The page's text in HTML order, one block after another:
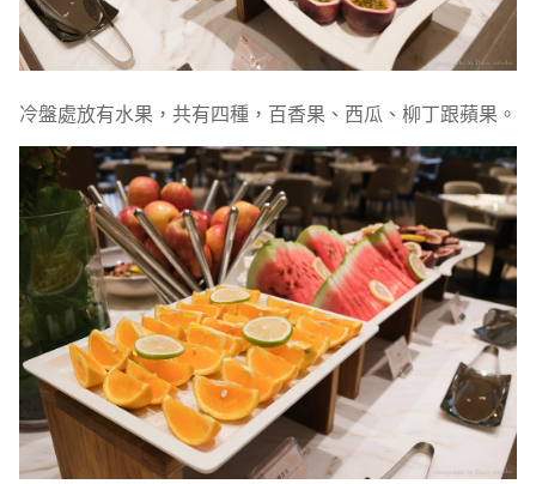
冷盤處放有水果，共有四種，百香果、西瓜、柳丁跟蘋果。